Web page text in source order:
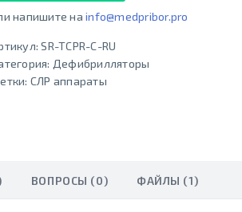
напишите наinfo@medpribor.pro
SR-TCPR-C-RU
Дефибрилляторы
СЛР аппараты
ВОПРОСЫ (0) ФАЙЛЫ (1)